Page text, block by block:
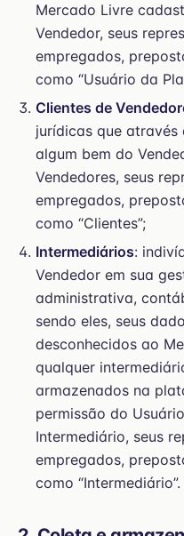
Mercado Livre
Vendedor, seus
empregados,
como “Usuário da
Clientes de
jurídicas que
algum bem do
Vendedores, seus
empregados,
como “Clientes”;
Intermediários:
Vendedor em sua
administrativa,
sendo eles, seus
desconhecidos ao
qualquer
armazenados na
permissão do
Intermediário, seus
empregados,
como “Intermediário”.